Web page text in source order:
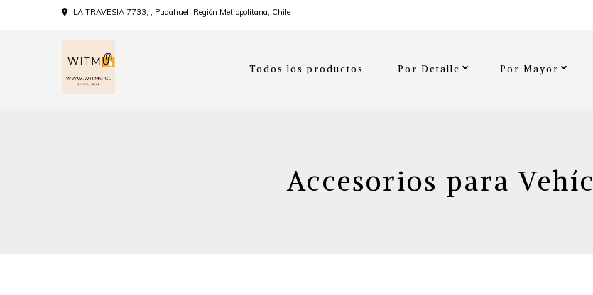
LA TRAVESIA 7733, , Pudahuel, Región Metropolitana, Chile
Todos los productos Por Detalle Por Mayor
Accesorios para